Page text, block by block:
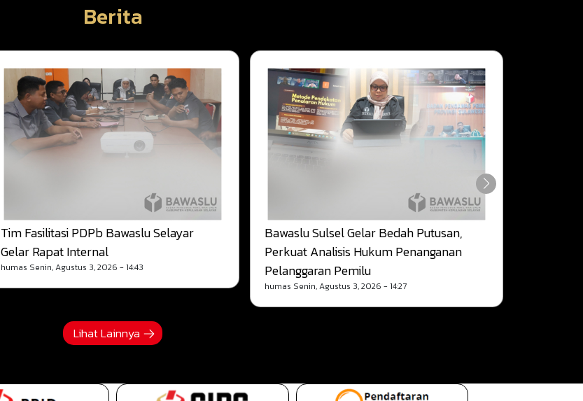
Berita
Tim Fasilitasi PDPb Bawaslu Selayar
Gelar Rapat Internal
humas Senin, Agustus 3, 2026 - 14:43
Bawaslu Sulsel Gelar Bedah Putusan,
Perkuat Analisis Hukum Penanganan
Pelanggaran Pemilu
humas Senin, Agustus 3, 2026 - 14:27
Lihat Lainnya